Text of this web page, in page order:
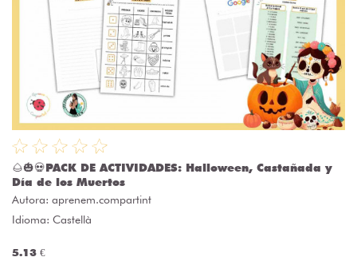
🌰🎃💀PACK DE ACTIVIDADES: Halloween, Castañada y
Día de los Muertos
Autora: aprenem.compartint
Idioma: Castellà
5.13 €